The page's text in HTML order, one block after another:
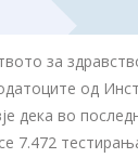
за
од
дека во
7.472